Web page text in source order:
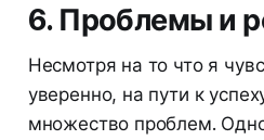
6. Проблемы и
Несмотря на то что я
уверенно, на пути к
множество проблем.